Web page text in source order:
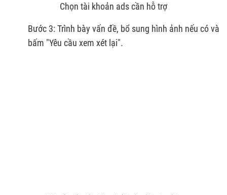
Chọn tài khoản ads cần hỗ trợ
Bước 3: Trình bày vấn đề, bổ sung hình ảnh nếu có và
bấm "Yêu cầu xem xét lại".